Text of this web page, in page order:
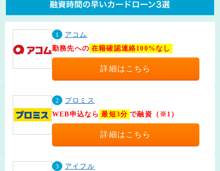
1
アコム
勤務先への 在籍確認連絡100%なし
詳細はこちら
2
プロミス
WEB申込なら 最短3分 で融資（※1）
詳細はこちら
3
アイフル